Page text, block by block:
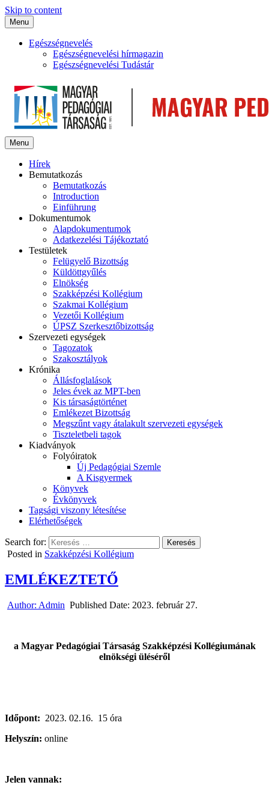
Skip to content
Menu
Egészségnevelés
Egészségnevelési hírmagazin
Egészségnevelési Tudástár
Menu
Hírek
Bemutatkozás
Bemutatkozás
Introduction
Einführung
Dokumentumok
Alapdokumentumok
Adatkezelési Tájékoztató
Testületek
Felügyelő Bizottság
Küldöttgyűlés
Elnökség
Szakképzési Kollégium
Szakmai Kollégium
Vezetői Kollégium
ÚPSZ Szerkesztőbizottság
Szervezeti egységek
Tagozatok
Szakosztályok
Krónika
Állásfoglalások
Jeles évek az MPT-ben
Kis társaságtörténet
Emlékezet Bizottság
Megszűnt vagy átalakult szervezeti egységek
Tiszteletbeli tagok
Kiadványok
Folyóiratok
Új Pedagógiai Szemle
A Kisgyermek
Könyvek
Évkönyvek
Tagsági viszony létesítése
Elérhetőségek
Search for:
Posted in Szakképzési Kollégium
EMLÉKEZTETŐ
Author: Admin Published Date: 2023. február 27.
a Magyar Pedagógiai Társaság Szakképzési Kollégiumának
elnökségi üléséről
Időpont: 2023. 02.16. 15 óra
Helyszín: online
Jelen vannak: